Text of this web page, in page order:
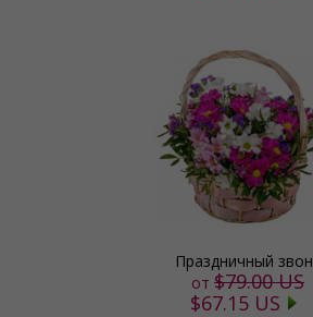
Праздничный звон
от $79.00 US
$67.15 US